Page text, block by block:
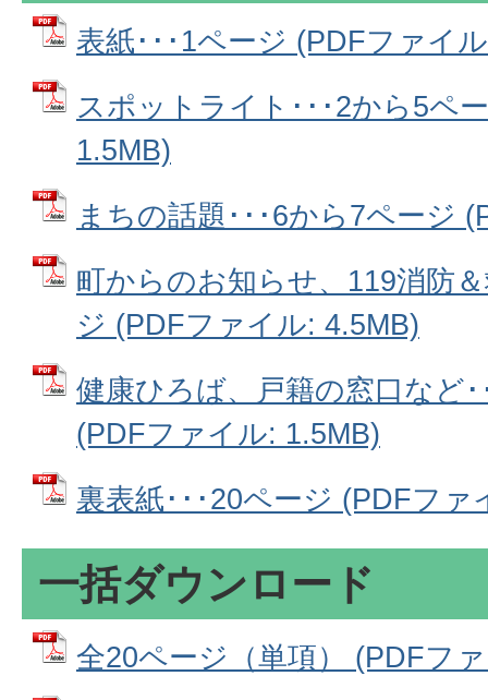
表紙･･･1ページ (PDFファイ
スポットライト･･･2から5ペ
1.5MB)
まちの話題･･･6から7ページ
町からのお知らせ、119消防
ジ (PDFファイル: 4.5MB)
健康ひろば、戸籍の窓口など
(PDFファイル: 1.5MB)
裏表紙･･･20ページ (PDFファ
一括ダウンロード
全20ページ（単項） (PDFフ